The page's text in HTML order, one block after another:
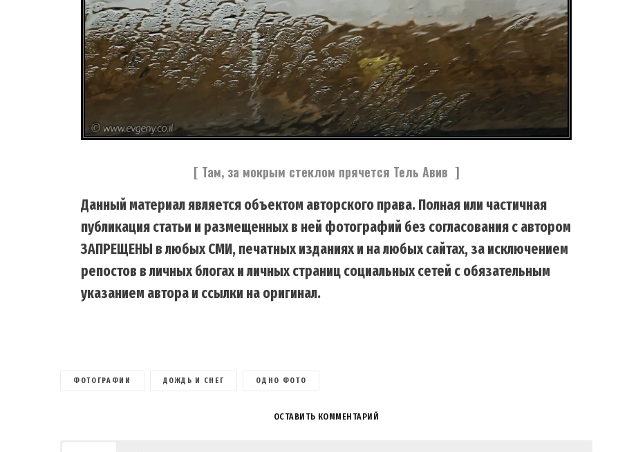
[ Там, за мокрым стеклом прячется Тель Авив ]
Данный материал является объектом авторского права. Полная или частичная
публикация статьи и размещенных в ней фотографий без согласования с автором
ЗАПРЕЩЕНЫ в любых СМИ, печатных изданиях и на любых сайтах, за исключением
репостов в личных блогах и личных страниц социальных сетей с обязательным
указанием автора и ссылки на оригинал.
ФОТОГРАФИИ ДОЖДЬ И СНЕГ ОДНО ФОТО
ОСТАВИТЬ КОММЕНТАРИЙ